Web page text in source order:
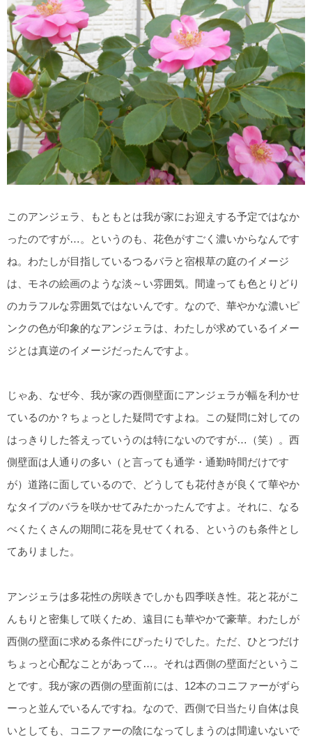
このアンジェラ、もともとは我が家にお迎えする予定ではなか
ったのですが…。というのも、花色がすごく濃いからなんです
ね。わたしが目指しているつるバラと宿根草の庭のイメージ
は、モネの絵画のような淡～い雰囲気。間違っても色とりどり
のカラフルな雰囲気ではないんです。なので、華やかな濃いピ
ンクの色が印象的なアンジェラは、わたしが求めているイメー
ジとは真逆のイメージだったんですよ。
じゃあ、なぜ今、我が家の西側壁面にアンジェラが幅を利かせ
ているのか？ちょっとした疑問ですよね。この疑問に対しての
はっきりした答えっていうのは特にないのですが…（笑）。西
側壁面は人通りの多い（と言っても通学・通勤時間だけです
が）道路に面しているので、どうしても花付きが良くて華やか
なタイプのバラを咲かせてみたかったんですよ。それに、なる
べくたくさんの期間に花を見せてくれる、というのも条件とし
てありました。
アンジェラは多花性の房咲きでしかも四季咲き性。花と花がこ
んもりと密集して咲くため、遠目にも華やかで豪華。わたしが
西側の壁面に求める条件にぴったりでした。ただ、ひとつだけ
ちょっと心配なことがあって…。それは西側の壁面だというこ
とです。我が家の西側の壁面前には、12本のコニファーがずら
ーっと並んでいるんですね。なので、西側で日当たり自体は良
いとしても、コニファーの陰になってしまうのは間違いないで